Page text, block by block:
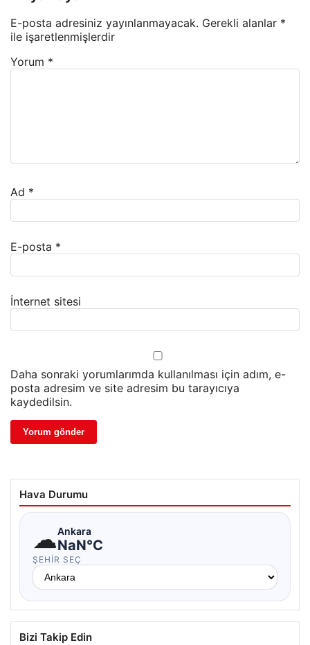
E-posta adresiniz yayınlanmayacak. Gerekli alanlar *
ile işaretlenmişlerdir
Yorum *
Ad *
E-posta *
İnternet sitesi
Daha sonraki yorumlarımda kullanılması için adım, e-
posta adresim ve site adresim bu tarayıcıya
kaydedilsin.
Hava Durumu
☁Ankara
NaN°C
ŞEHIR SEÇ
Bizi Takip Edin